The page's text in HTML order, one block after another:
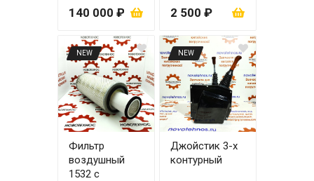
140 000 ₽ 2 500 ₽
NEW
Фильтр
воздушный
1532 с
NEW
Джойстик 3-х
контурный